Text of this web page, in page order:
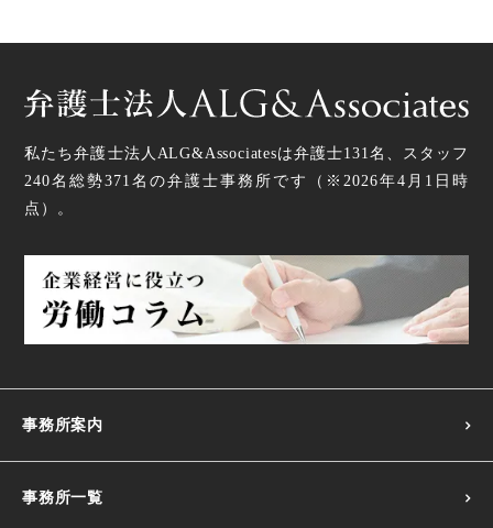
私たち弁護士法人ALG&Associatesは弁護士131名、スタッフ
240名総勢371 名の弁護士事務所です（ ※2026年4月1日時
点 ）。
事務所案内
事務所一覧